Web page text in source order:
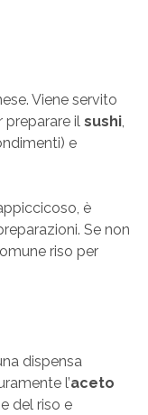
Viene servito
preparare il sushi,
e
è
Se non
riso per
dispensa
l’aceto
del riso e